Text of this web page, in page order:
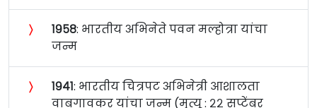
〉 १९५८: भारतीय अभिनेते पवन मल्होत्रा यांचा
जन्म
〉 १९४१: भारतीय चित्रपट अभिनेत्री आशालता
वाबगावकर यांचा जन्म (मृत्यू : २२ सप्टेंबर